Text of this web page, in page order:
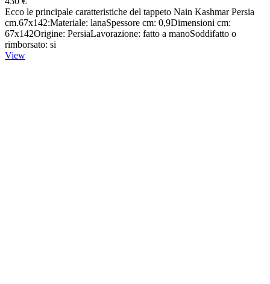
Ecco le principale caratteristiche del tappeto Nain Kashmar Persia
cm.67x142:Materiale: lanaSpessore cm: 0,9Dimensioni cm:
67x142Origine: PersiaLavorazione: fatto a manoSoddifatto o
rimborsato: si
View